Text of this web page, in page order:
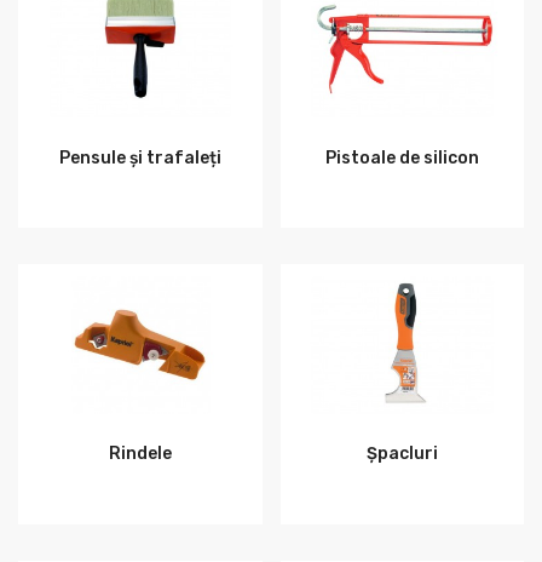
Pensule și trafaleți Pistoale de silicon
Rindele Șpacluri